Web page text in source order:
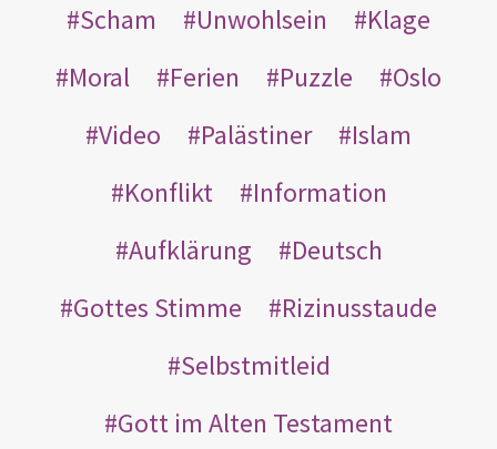
Scham
Unwohlsein
Klage
Moral
Ferien Puzzle
Oslo
Video
Palästiner
Islam
Konflikt
Information
Aufklärung
Deutsch
Gottes Stimme
Rizinusstaude
Selbstmitleid
Gott im Alten Testament